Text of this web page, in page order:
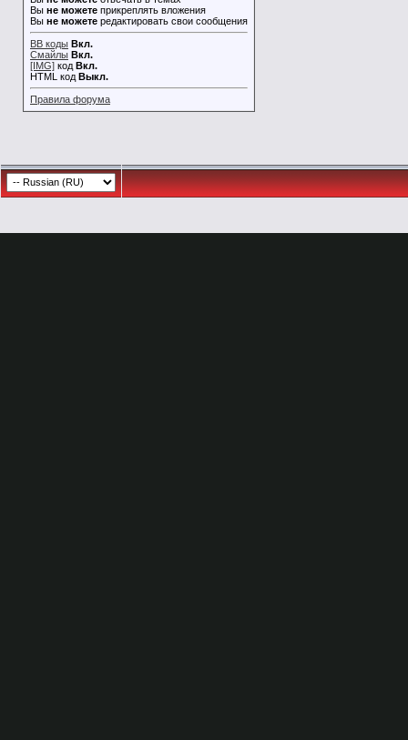
Вы не можете прикреплять вложения
Вы не можете редактировать свои сообщения
BB коды Вкл.
Смайлы Вкл.
[IMG] код Вкл.
HTML код Выкл.
Правила форума